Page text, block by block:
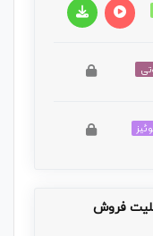
کامل به
فروش